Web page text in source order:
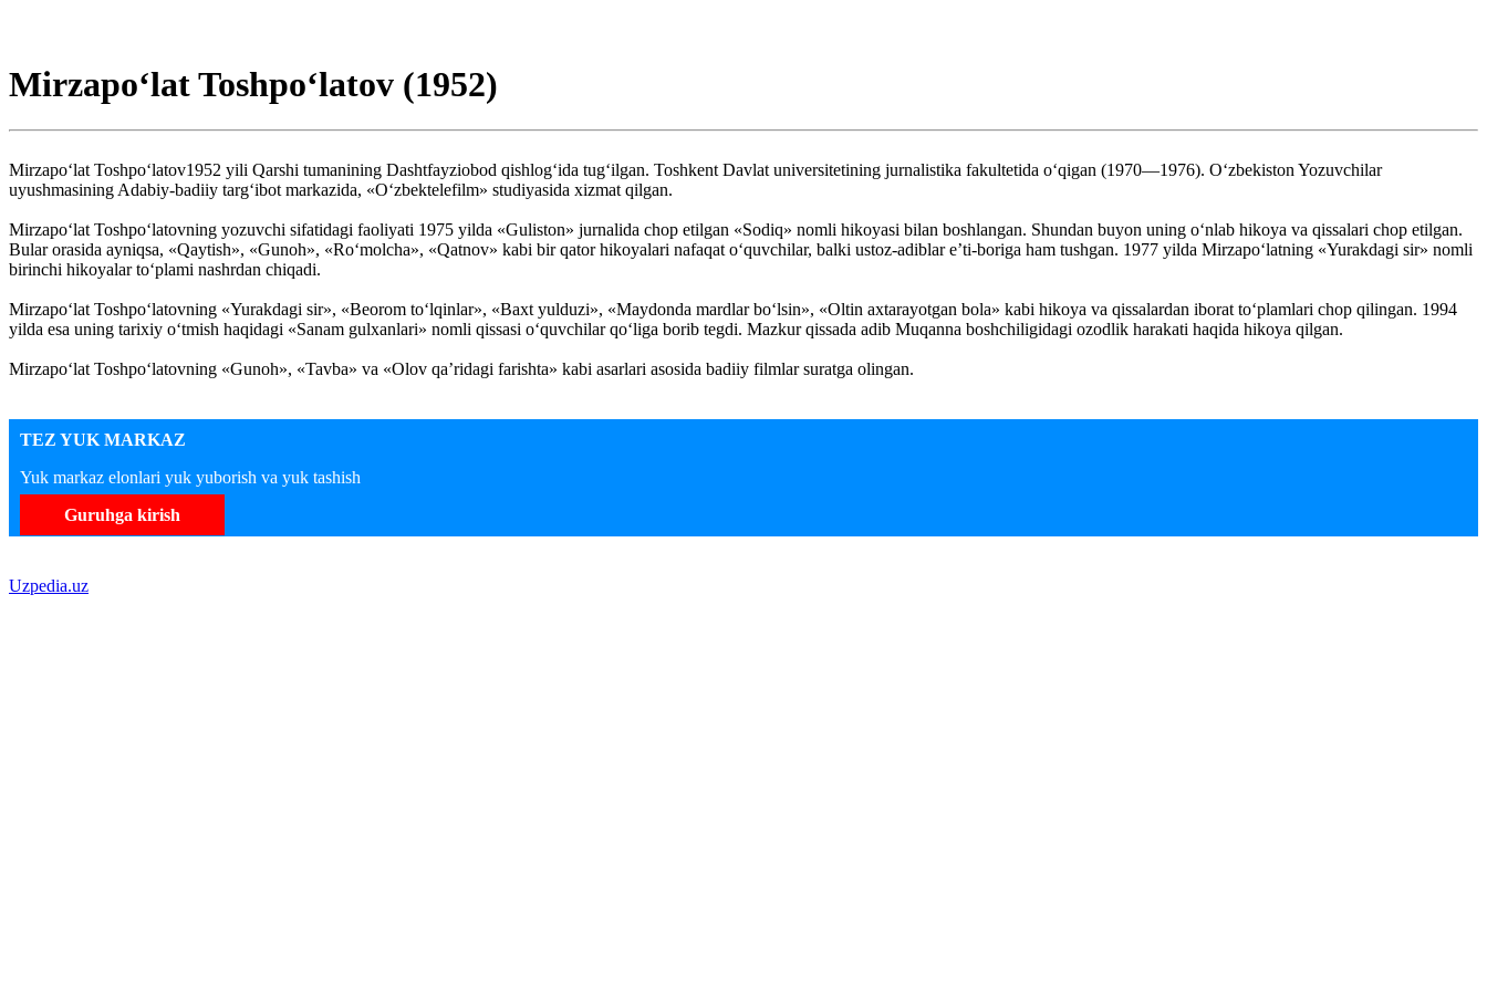
Mirzapo‘lat Toshpo‘latov (1952)
Mirzapo‘lat Toshpo‘latov1952 yili Qarshi tumanining Dashtfayziobod qishlog‘ida tug‘ilgan. Toshkent Davlat universitetining jurnalistika fakultetida o‘qigan (1970—1976). O‘zbekiston Yozuvchilar
uyushmasining Adabiy-badiiy targ‘ibot markazida, «O‘zbektelefilm» studiyasida xizmat qilgan.
Mirzapo‘lat Toshpo‘latovning yozuvchi sifatidagi faoliyati 1975 yilda «Guliston» jurnalida chop etilgan «Sodiq» nomli hikoyasi bilan boshlangan. Shundan buyon uning o‘nlab hikoya va qissalari chop etilgan.
Bular orasida ayniqsa, «Qaytish», «Gunoh», «Ro‘molcha», «Qatnov» kabi bir qator hikoyalari nafaqat o‘quvchilar, balki ustoz-adiblar e’ti-boriga ham tushgan. 1977 yilda Mirzapo‘latning «Yurakdagi sir» nomli
birinchi hikoyalar to‘plami nashrdan chiqadi.
Mirzapo‘lat Toshpo‘latovning «Yurakdagi sir», «Beorom to‘lqinlar», «Baxt yulduzi», «Maydonda mardlar bo‘lsin», «Oltin axtarayotgan bola» kabi hikoya va qissalardan iborat to‘plamlari chop qilingan. 1994
yilda esa uning tarixiy o‘tmish haqidagi «Sanam gulxanlari» nomli qissasi o‘quvchilar qo‘liga borib tegdi. Mazkur qissada adib Muqanna boshchiligidagi ozodlik harakati haqida hikoya qilgan.
Mirzapo‘lat Toshpo‘latovning «Gunoh», «Tavba» va «Olov qa’ridagi farishta» kabi asarlari asosida badiiy filmlar suratga olingan.
TEZ YUK MARKAZ
Yuk markaz elonlari yuk yuborish va yuk tashish
Guruhga kirish
Uzpedia.uz